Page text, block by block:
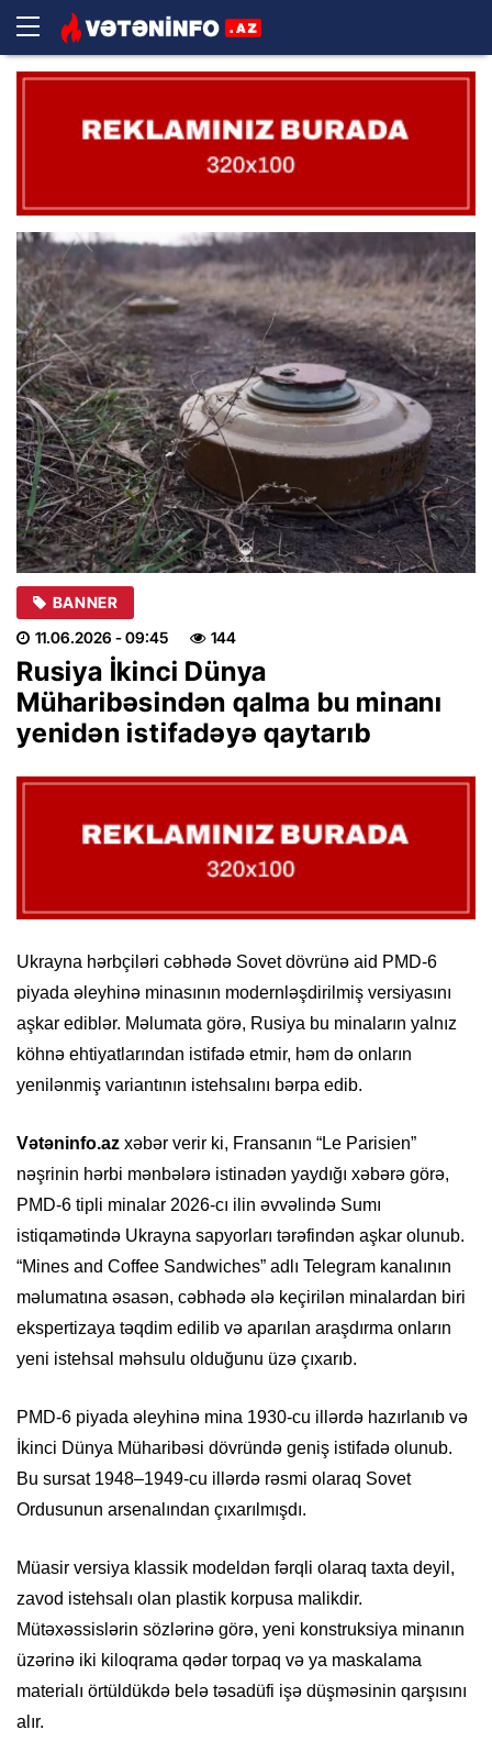
BANNER
11.06.2026 - 09:45 144
Rusiya İkinci Dünya
Müharibəsindən qalma bu minanı
yenidən istifadəyə qaytarıb
Ukrayna hərbçiləri cəbhədə Sovet dövrünə aid PMD-6
piyada əleyhinə minasının modernləşdirilmiş versiyasını
aşkar ediblər. Məlumata görə, Rusiya bu minaların yalnız
köhnə ehtiyatlarından istifadə etmir, həm də onların
yenilənmiş variantının istehsalını bərpa edib.
Vətəninfo.az xəbər verir ki, Fransanın “Le Parisien”
nəşrinin hərbi mənbələrə istinadən yaydığı xəbərə görə,
PMD-6 tipli minalar 2026-cı ilin əvvəlində Sumı
istiqamətində Ukrayna sapyorları tərəfindən aşkar olunub.
“Mines and Coffee Sandwiches” adlı Telegram kanalının
məlumatına əsasən, cəbhədə ələ keçirilən minalardan biri
ekspertizaya təqdim edilib və aparılan araşdırma onların
yeni istehsal məhsulu olduğunu üzə çıxarıb.
PMD-6 piyada əleyhinə mina 1930-cu illərdə hazırlanıb və
İkinci Dünya Müharibəsi dövründə geniş istifadə olunub.
Bu sursat 1948–1949-cu illərdə rəsmi olaraq Sovet
Ordusunun arsenalından çıxarılmışdı.
Müasir versiya klassik modeldən fərqli olaraq taxta deyil,
zavod istehsalı olan plastik korpusa malikdir.
Mütəxəssislərin sözlərinə görə, yeni konstruksiya minanın
üzərinə iki kiloqrama qədər torpaq və ya maskalama
materialı örtüldükdə belə təsadüfi işə düşməsinin qarşısını
alır.